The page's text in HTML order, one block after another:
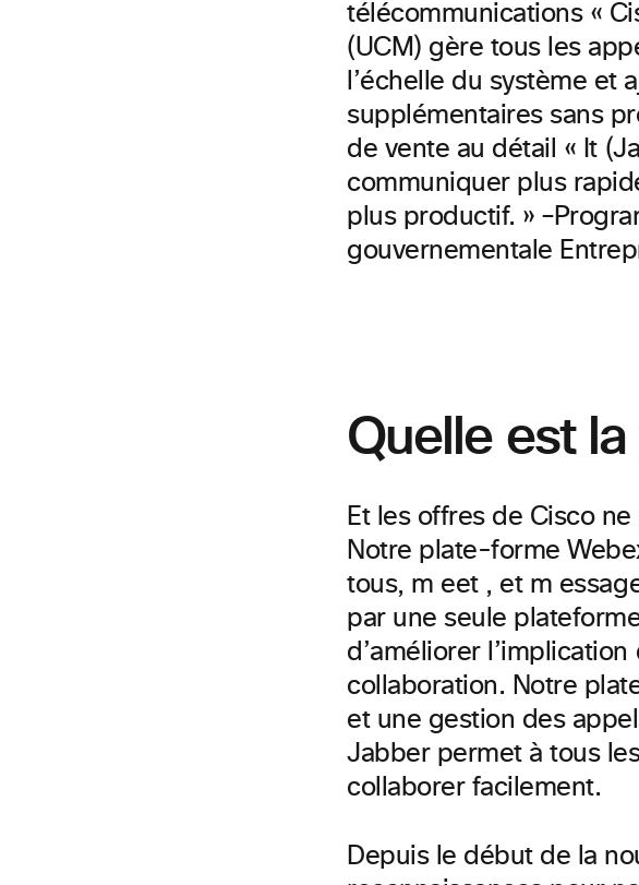
télécommunications «
(UCM) gère tous les
l’échelle du système et
supplémentaires sans
de vente au détail « It
communiquer plus
plus productif. » –
gouvernementale
Quelle est
Et les offres de Cisco
Notre plate-forme
tous, m eet , et m
par une seule
d’améliorer
collaboration. Notre
et une gestion des
Jabber permet à tous
collaborerfacilement.
Depuis le début de la